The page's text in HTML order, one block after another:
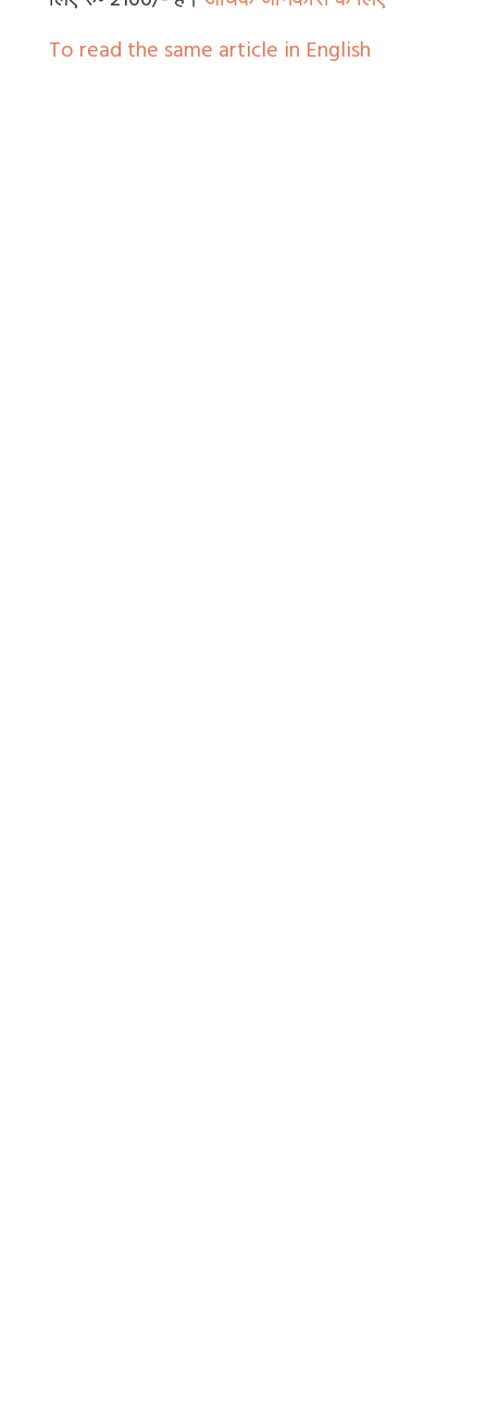
To read the same article in English